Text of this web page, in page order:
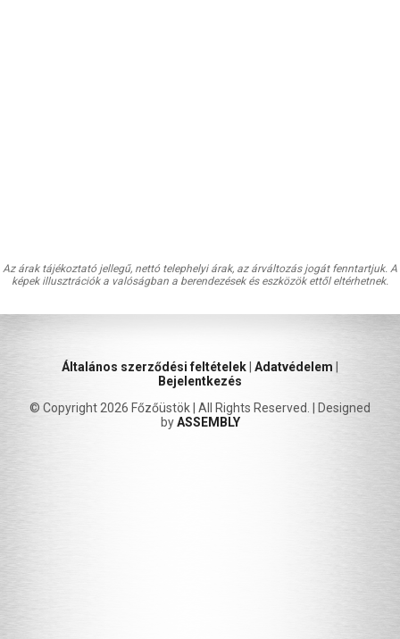
Az árak tájékoztató jellegű, nettó telephelyi árak, az árváltozás jogát fenntartjuk. A
képek illusztrációk a valóságban a berendezések és eszközök ettől eltérhetnek.
Általános szerződési feltételek Adatvédelem
Bejelentkezés
© Copyright 2026 Főzőüstök | All Rights Reserved. | Designed
byASSEMBLY